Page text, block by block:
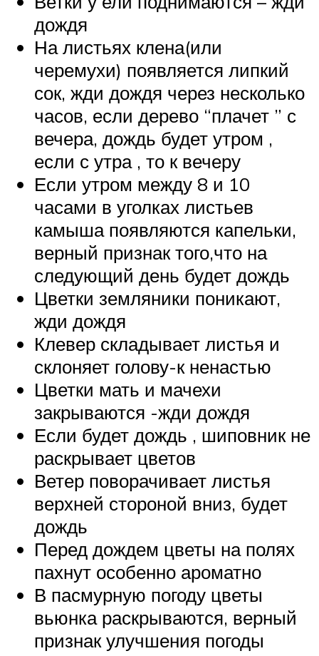
дождя
На листьях клена(или
черемухи) появляется липкий
сок, жди дождя через несколько
часов, если дерево “плачет ” с
вечера, дождь будет утром ,
если с утра , то к вечеру
Если утром между 8 и 10
часами в уголках листьев
камыша появляются капельки,
верный признак того,что на
следующий день будет дождь
Цветки земляники поникают,
жди дождя
Клевер складывает листья и
склоняет голову-к ненастью
Цветки мать и мачехи
закрываются -жди дождя
Если будет дождь , шиповник не
раскрывает цветов
Ветер поворачивает листья
верхней стороной вниз, будет
дождь
Перед дождем цветы на полях
пахнут особенно ароматно
В пасмурную погоду цветы
вьюнка раскрываются, верный
признак улучшения погоды